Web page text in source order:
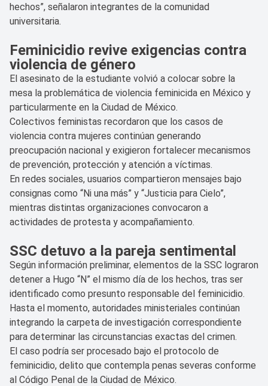
hechos”, señalaron integrantes de la comunidad
universitaria.
Feminicidio revive exigencias contra
violencia de género
El asesinato de la estudiante volvió a colocar sobre la
mesa la problemática de violencia feminicida en México y
particularmente en la Ciudad de México.
Colectivos feministas recordaron que los casos de
violencia contra mujeres continúan generando
preocupación nacional y exigieron fortalecer mecanismos
de prevención, protección y atención a víctimas.
En redes sociales, usuarios compartieron mensajes bajo
consignas como “Ni una más” y “Justicia para Cielo”,
mientras distintas organizaciones convocaron a
actividades de protesta y acompañamiento.
SSC detuvo a la pareja sentimental
Según información preliminar, elementos de la SSC lograron
detener a Hugo “N” el mismo día de los hechos, tras ser
identificado como presunto responsable del feminicidio.
Hasta el momento, autoridades ministeriales continúan
integrando la carpeta de investigación correspondiente
para determinar las circunstancias exactas del crimen.
El caso podría ser procesado bajo el protocolo de
feminicidio, delito que contempla penas severas conforme
al Código Penal de la Ciudad de México.